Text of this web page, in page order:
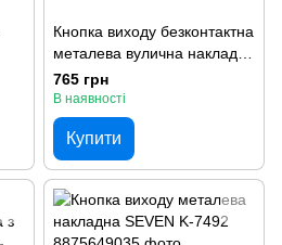
Кнопка виходу безконтактна
металева вулична накладна
SEVEN K-7497NDW
765 грн
В наявності
Купити